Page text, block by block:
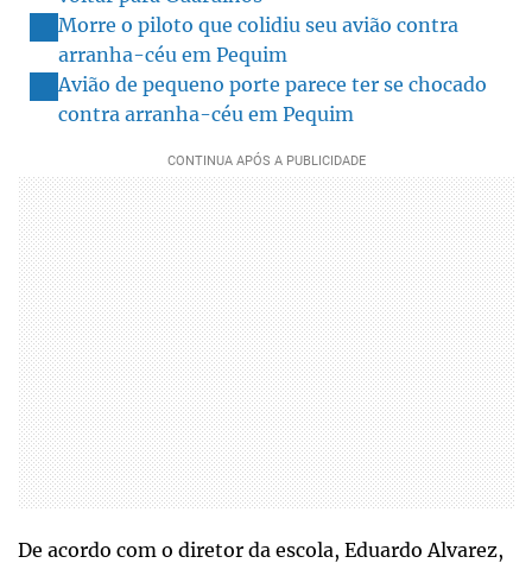
Morre o piloto que colidiu seu avião contra
arranha-céu em Pequim
Avião de pequeno porte parece ter se chocado
contra arranha-céu em Pequim
De acordo com o diretor da escola, Eduardo Alvarez,